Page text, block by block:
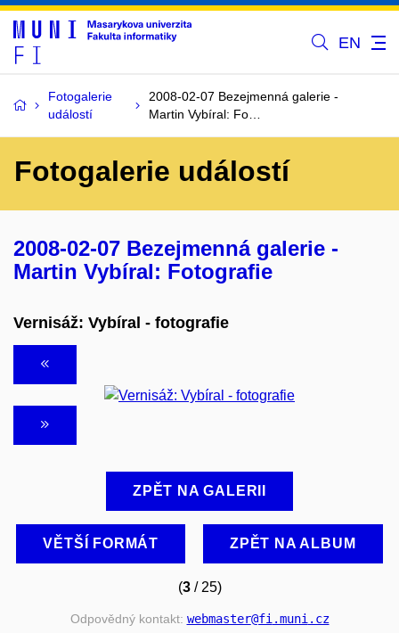
EN
Fotogalerie
událostí
2008-02-07 Bezejmenná galerie -
Martin Vybíral: Fo…
Fotogalerie událostí
2008-02-07 Bezejmenná galerie -
Martin Vybíral: Fotografie
Vernisáž: Vybíral - fotografie
ZPĚT NA GALERII
VĚTŠÍ FORMÁT ZPĚT NA ALBUM
(3/ 25)
Odpovědný kontakt: webmaster@fi.muni.cz